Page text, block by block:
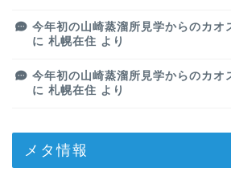
今年初の山崎蒸溜所見学からのカオ
に 札幌在住 より
今年初の山崎蒸溜所見学からのカオ
に 札幌在住 より
メタ情報